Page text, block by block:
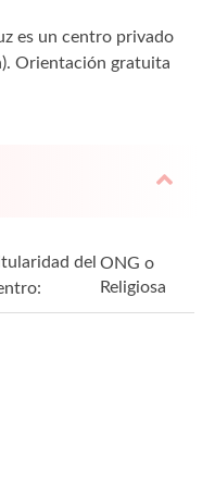
es un centro privado
Orientación gratuita
del ONG o
Religiosa